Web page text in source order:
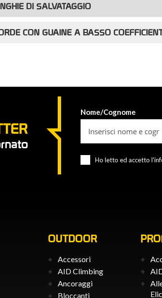
DI SALVATAGGIO
CON GUAINE A BASSO
Nome/Cognome
Ho letto ed accetto
OUTDOOR
Accessori
AID Climbing
Ancoraggi
Bloccanti